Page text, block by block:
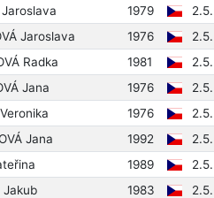
Jaroslava 1979
Jaroslava 1976
Radka 1981
Jana 1976
1976
Jana 1992
1989
Jakub 1983